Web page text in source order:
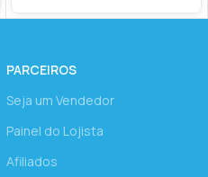
PARCEIROS
Seja um Vendedor
Painel do Lojista
Afiliados